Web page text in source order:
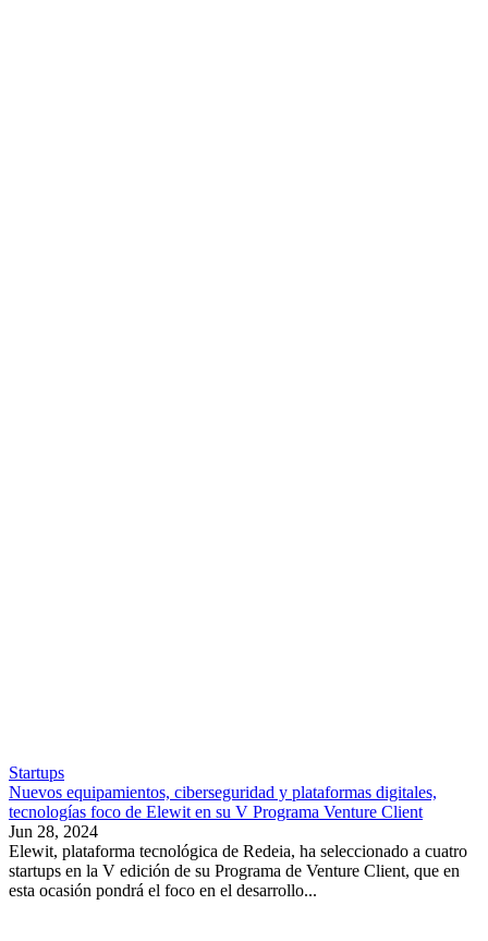
Startups
Nuevos equipamientos, ciberseguridad y plataformas digitales,
tecnologías foco de Elewit en su V Programa Venture Client
Jun 28, 2024
Elewit, plataforma tecnológica de Redeia, ha seleccionado a cuatro
startups en la V edición de su Programa de Venture Client, que en
esta ocasión pondrá el foco en el desarrollo...